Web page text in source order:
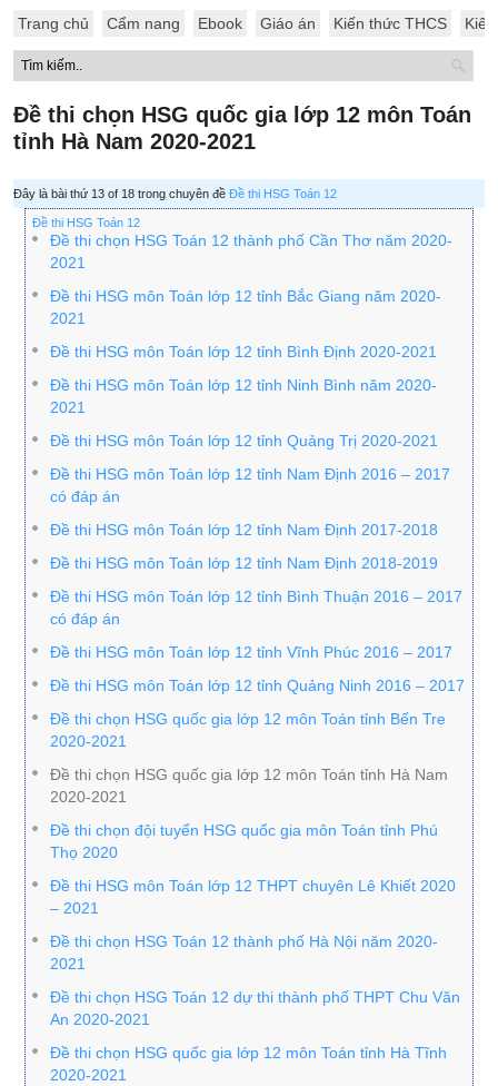
Trang chủ Cẩm nang Ebook Giáo án Kiến thức THCS
Đề thi chọn HSG quốc gia lớp 12 môn Toán
tỉnh Hà Nam 2020-2021
Đây là bài thứ 13 of 18 trong chuyên đề Đề thi HSG Toán 12
Đề thi HSG Toán 12
Đề thi chọn HSG Toán 12 thành phố Cần Thơ năm 2020-
2021
Đề thi HSG môn Toán lớp 12 tỉnh Bắc Giang năm 2020-
2021
Đề thi HSG môn Toán lớp 12 tỉnh Bình Định 2020-2021
Đề thi HSG môn Toán lớp 12 tỉnh Ninh Bình năm 2020-
2021
Đề thi HSG môn Toán lớp 12 tỉnh Quảng Trị 2020-2021
Đề thi HSG môn Toán lớp 12 tỉnh Nam Định 2016 – 2017
có đáp án
Đề thi HSG môn Toán lớp 12 tỉnh Nam Định 2017-2018
Đề thi HSG môn Toán lớp 12 tỉnh Nam Định 2018-2019
Đề thi HSG môn Toán lớp 12 tỉnh Bình Thuận 2016 – 2017
có đáp án
Đề thi HSG môn Toán lớp 12 tỉnh Vĩnh Phúc 2016 – 2017
Đề thi HSG môn Toán lớp 12 tỉnh Quảng Ninh 2016 – 2017
Đề thi chọn HSG quốc gia lớp 12 môn Toán tỉnh Bến Tre
2020-2021
Đề thi chọn HSG quốc gia lớp 12 môn Toán tỉnh Hà Nam
2020-2021
Đề thi chọn đội tuyển HSG quốc gia môn Toán tỉnh Phú
Thọ 2020
Đề thi HSG môn Toán lớp 12 THPT chuyên Lê Khiết 2020
– 2021
Đề thi chọn HSG Toán 12 thành phố Hà Nội năm 2020-
2021
Đề thi chọn HSG Toán 12 dự thi thành phố THPT Chu Văn
An 2020-2021
Đề thi chọn HSG quốc gia lớp 12 môn Toán tỉnh Hà Tĩnh
2020-2021